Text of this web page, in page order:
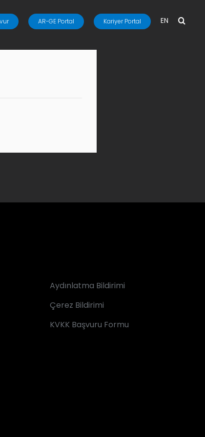
AR-GE Portal Kariyer Portal EN
Aydınlatma Bildirimi
Çerez Bildirimi
KVKK Başvuru Formu